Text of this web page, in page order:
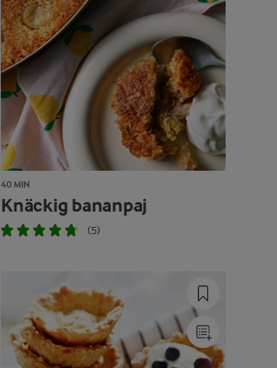
40 MIN
Knäckig bananpaj
(5)